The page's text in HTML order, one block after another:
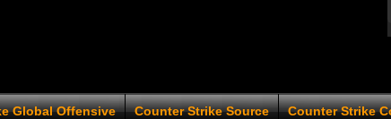
Global Offensive Counter Strike Source Counter Strike